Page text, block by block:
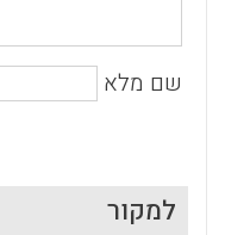
שם מלא
למקור